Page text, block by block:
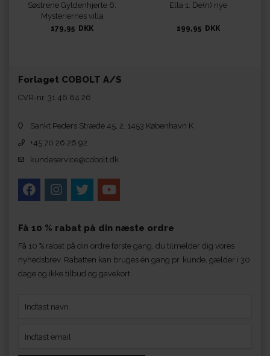
Søstrene Gyldenhjerte 6:
Mysteriernes villa
179,95 DKK
Ella 1: De(n) nye
199,95 DKK
Forlaget COBOLT A/S
CVR-nr. 31 46 84 26
Sankt Peders Stræde 45, 2. 1453 København K
+45 70 26 26 92
kundeservice@cobolt.dk
Få 10 % rabat på din næste ordre
Få 10 % rabat på din ordre første gang, du tilmelder dig vores
nyhedsbrev. Rabatten kan bruges én gang pr. kunde, gælder i 30
dage og ikke tilbud og gavekort.